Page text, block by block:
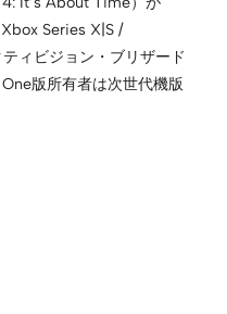
Series X|S /
ィビジョン・ブリザード
版所有者は次世代機版